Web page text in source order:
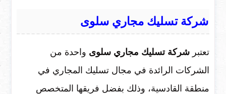
شركة تسليك مجاري سلوى
تعتبر شركة تسليك مجاري سلوى واحدة من
الشركات الرائدة في مجال تسليك المجاري في
منطقة القادسية، وذلك بفضل فريقها المتخصص